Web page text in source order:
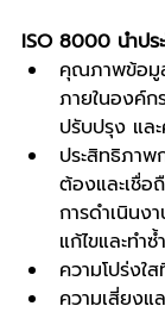
ISO 8000 นำปร
คุณภาพข้อมู
ภายในองค์ก
ปรับปรุง แล
ประสิทธิภาพ
ต้องและเชื่อ
การดำเนินง
แก้ไขและทำซ้ำ
ความโปร่งใ
ความเสี่ยง